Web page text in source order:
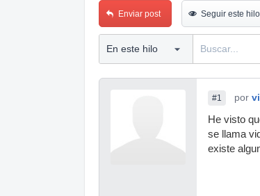
Enviar post Seguir este hilo
#1 por
He visto
se llama
existe